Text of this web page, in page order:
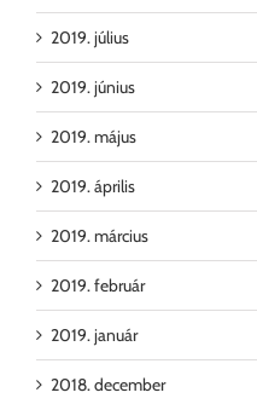
2019. július
2019. június
2019. május
2019. április
2019. március
2019. február
2019. január
2018. december